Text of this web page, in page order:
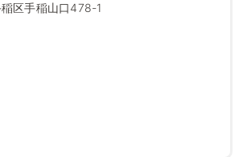
区手稲山口478-1